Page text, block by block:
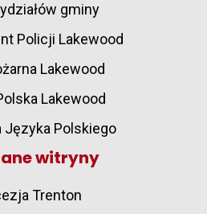
gminy
Policji Lakewood
Lakewood
Lakewood
Języka Polskiego
witryny
Trenton